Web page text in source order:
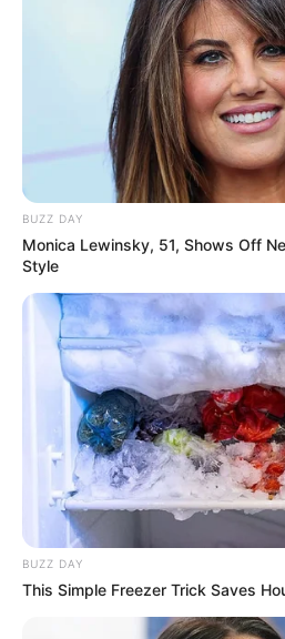
Wäre es nicht besser, wenn sich
Generäle mit Knüppeln
statt mit ihren Herdenarmeen so
zu ermorden?
Quermania folgen:
Suchen:
BUZZ DAY
Monica Lewinsky, 51, Shows Off
Style
BUZZ DAY
This Simple Freezer Trick Saves